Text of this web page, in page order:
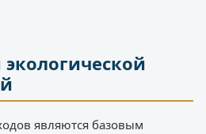
являются базовым